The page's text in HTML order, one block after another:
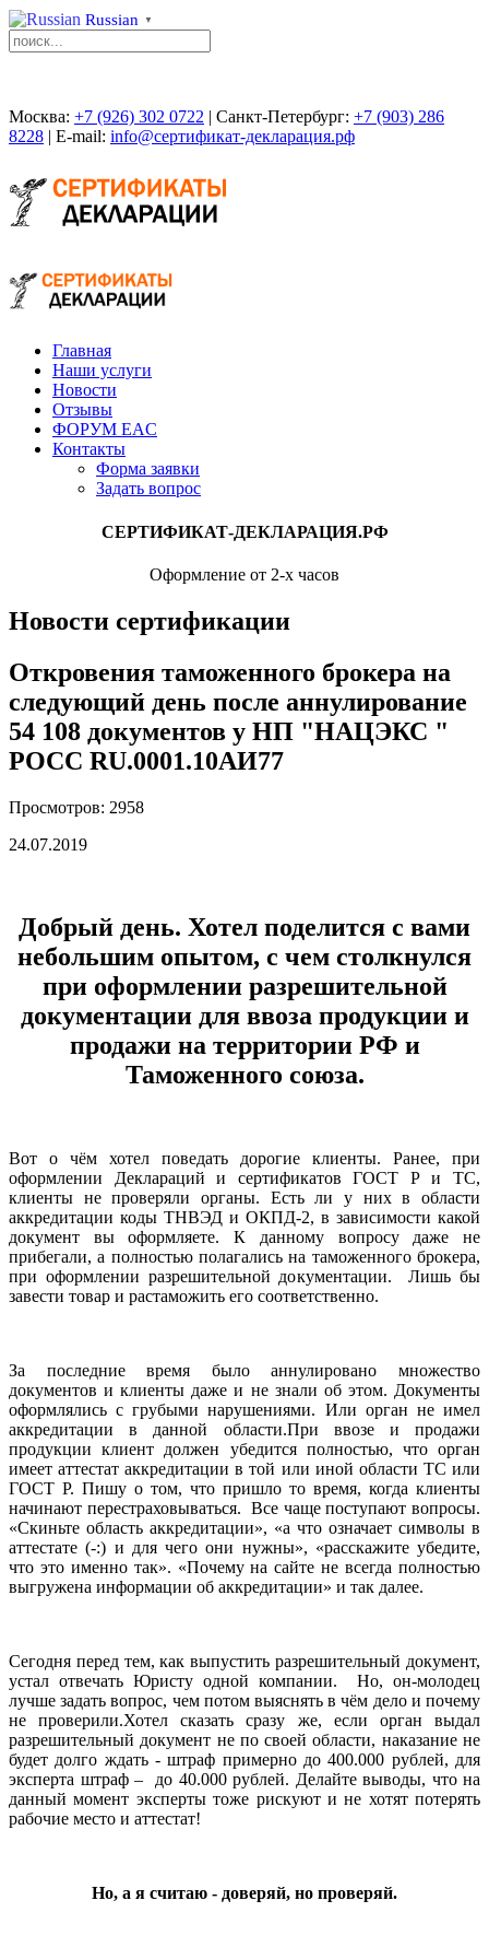
Russian ▼
Москва: +7 (926) 302 0722 | Санкт-Петербург: +7 (903) 286
8228 | E-mail: info@сертификат-декларация.рф
Главная
Наши услуги
Новости
Отзывы
ФОРУМ EAC
Контакты
Форма заявки
Задать вопрос
СЕРТИФИКАТ-ДЕКЛАРАЦИЯ.РФ
Оформление от 2-х часов
Новости сертификации
Откровения таможенного брокера на
следующий день после аннулирование
54 108 документов у НП "НАЦЭКС "
РОСС RU.0001.10АИ77
Просмотров: 2958
24.07.2019
Добрый день. Хотел поделится с вами
небольшим опытом, с чем столкнулся
при оформлении разрешительной
документации для ввоза продукции и
продажи на территории РФ и
Таможенного союза.
Вот о чём хотел поведать дорогие клиенты. Ранее, при
оформлении Деклараций и сертификатов ГОСТ Р и ТС,
клиенты не проверяли органы. Есть ли у них в области
аккредитации коды ТНВЭД и ОКПД-2, в зависимости какой
документ вы оформляете. К данному вопросу даже не
прибегали, а полностью полагались на таможенного брокера,
при оформлении разрешительной документации. Лишь бы
завести товар и растаможить его соответственно.
За последние время было аннулировано множество
документов и клиенты даже и не знали об этом. Документы
оформлялись с грубыми нарушениями. Или орган не имел
аккредитации в данной области.При ввозе и продажи
продукции клиент должен убедится полностью, что орган
имеет аттестат аккредитации в той или иной области ТС или
ГОСТ Р. Пишу о том, что пришло то время, когда клиенты
начинают перестраховываться. Все чаще поступают вопросы.
«Скиньте область аккредитации», «а что означает символы в
аттестате (-:) и для чего они нужны», «расскажите убедите,
что это именно так». «Почему на сайте не всегда полностью
выгружена информации об аккредитации» и так далее.
Сегодня перед тем, как выпустить разрешительный документ,
устал отвечать Юристу одной компании. Но, он-молодец
лучше задать вопрос, чем потом выяснять в чём дело и почему
не проверили.Хотел сказать сразу же, если орган выдал
разрешительный документ не по своей области, наказание не
будет долго ждать - штраф примерно до 400.000 рублей, для
эксперта штраф – до 40.000 рублей. Делайте выводы, что на
данный момент эксперты тоже рискуют и не хотят потерять
рабочие место и аттестат!
Но, а я считаю - доверяй, но проверяй.